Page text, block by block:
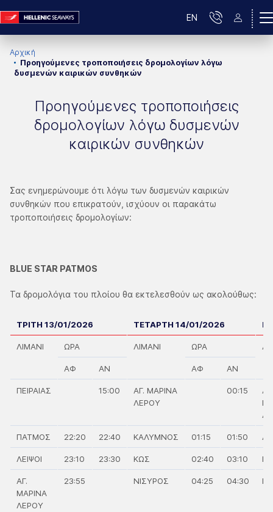
EN
Αρχική
Προηγούμενες τροποποιήσεις δρομολογίων λόγω
δυσμενών καιρικών συνθηκών
Προηγούμενες τροποποιήσεις
δρομολογίων λόγω δυσμενών
καιρικών συνθηκών
Σας ενημερώνουμε ότι λόγω των δυσμενών καιρικών
συνθηκών που επικρατούν, ισχύουν οι παρακάτω
τροποποιήσεις δρομολογίων:
BLUE STAR PATMOS
Τα δρομολόγια του πλοίου θα εκτελεσθούν ως ακολούθως:
ΤΡΙΤΗ 13/01/2026 ΤΕΤΑΡΤΗ 14/01/2026
ΛΙΜΑΝΙ ΩΡΑ ΛΙΜΑΝΙ ΩΡΑ
ΑΦ ΑΝ ΑΦ ΑΝ
ΠΕΙΡΑΙΑΣ 15:00
ΑΓ. ΜΑΡΙΝΑ
ΛΕΡΟΥ
00:15
ΑΓ.
ΠΑΤΜΟΣ 22:20 22:40 ΚΑΛΥΜΝΟΣ 01:15 01:50
ΛΕΙΨΟΙ 23:10 23:30 ΚΩΣ 02:40 03:10
ΑΓ.
ΜΑΡΙΝΑ
ΛΕΡΟΥ
23:55 ΝΙΣΥΡΟΣ 04:25 04:30